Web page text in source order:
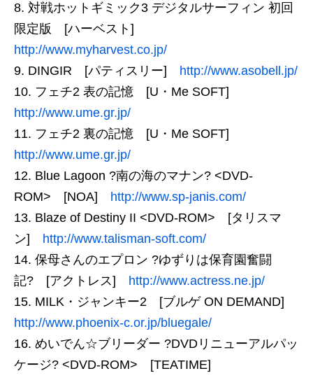
対戦ホットギミック3 デジタルサーフィン 初回
限定版 [ハーベスト]
http://www.myharvest.co.jp/
DINGIR [パティスリー] http://www.asobell.jp/
フェチ2 表の記憶 [U・Me SOFT]
http://www.ume.gr.jp/
フェチ2 裏の記憶 [U・Me SOFT]
http://www.ume.gr.jp/
Blue Lagoon ?南の海のマナン? <DVD-
ROM> [NOA] http://www.sp-janis.com/
Blaze of Destiny II <DVD-ROM> [タリスマ
ン] http://www.talisman-soft.com/
保母さんのエプロン ?ゆずりは保育園奮闘
記? [アクトレス] http://www.actress.ne.jp/
MILK・ジャンキー2 [ブルゲ ON DEMAND]
http://www.phoenix-c.or.jp/bluegale/
めいでん☆ブリーダー ?DVDリニューアルパッ
ケージ? <DVD-ROM> [TEATIME]